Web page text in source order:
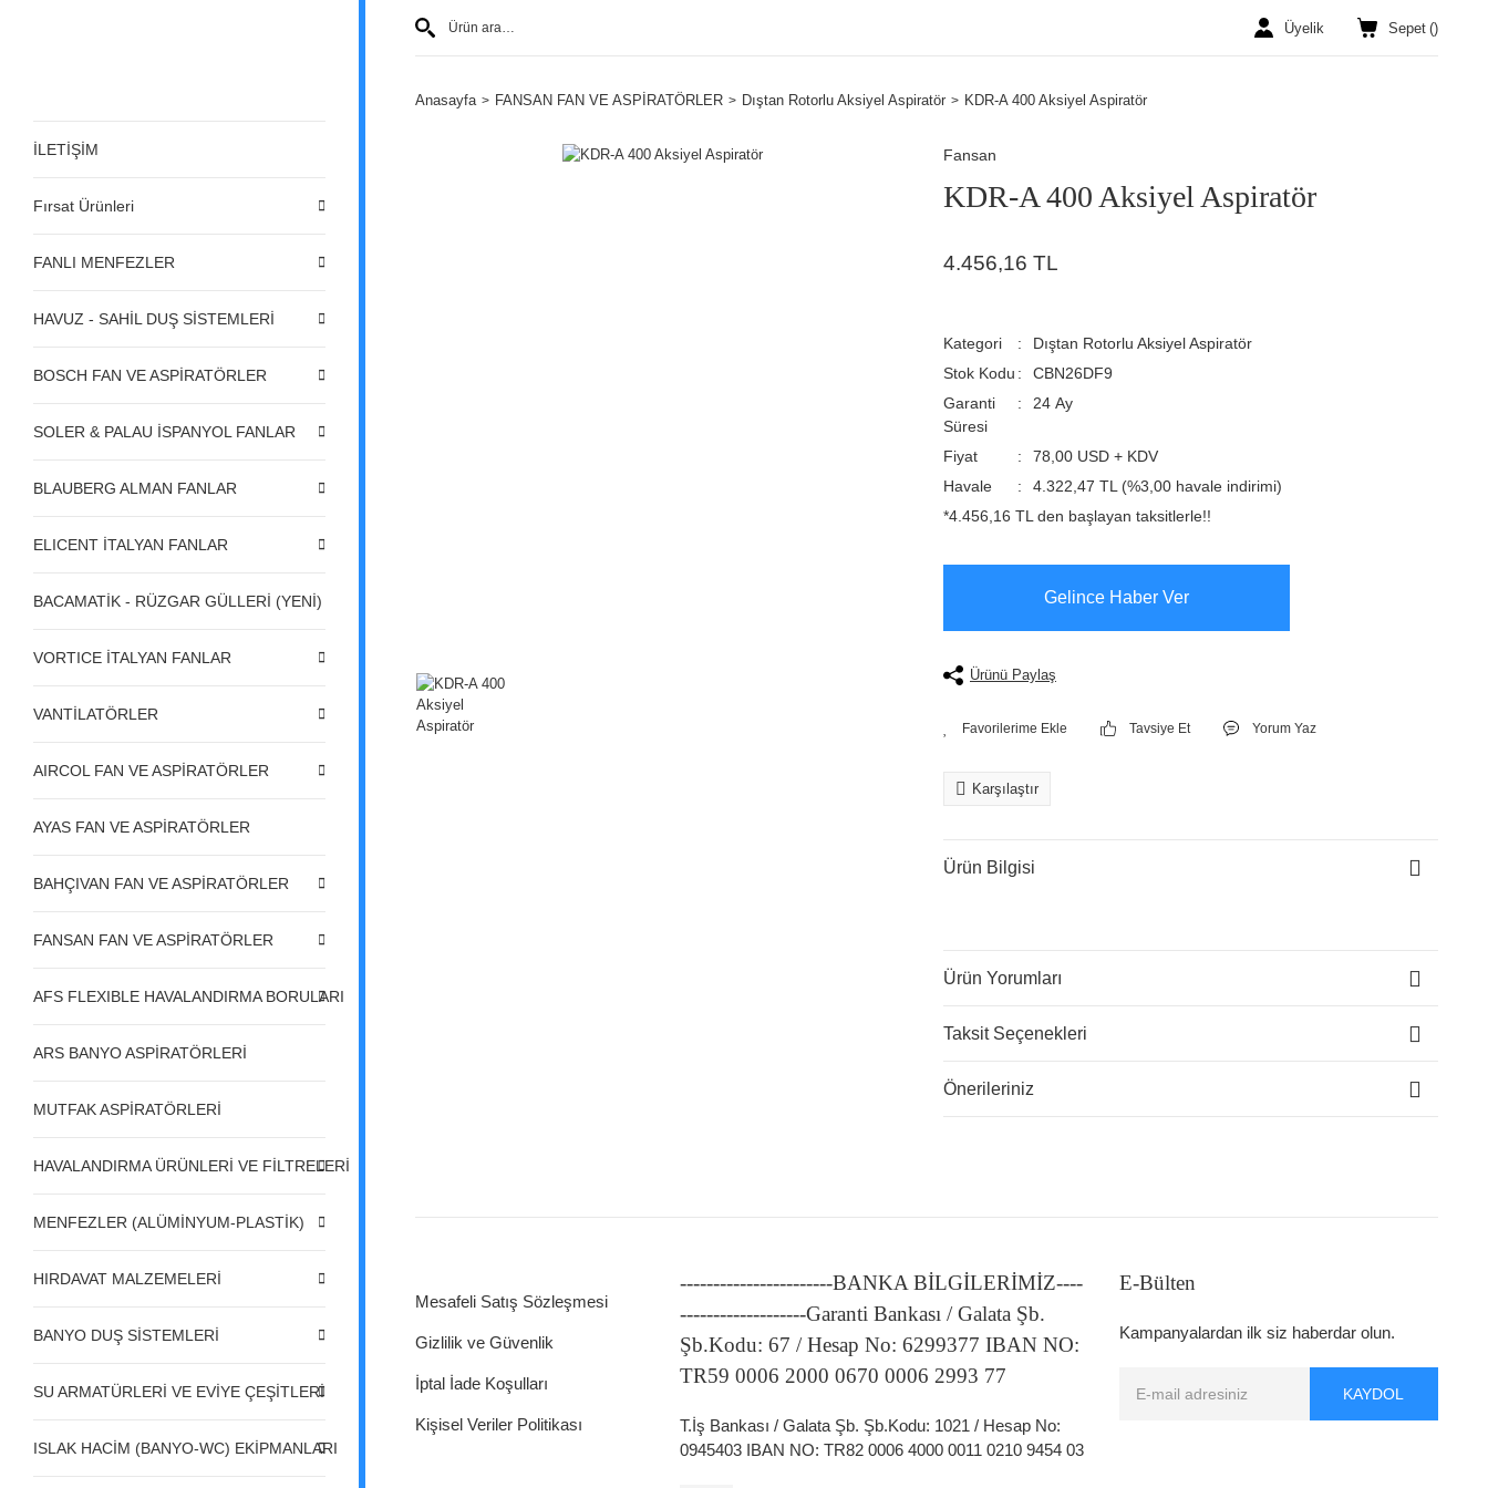
İLETİŞİM
Fırsat Ürünleri
FANLI MENFEZLER
HAVUZ - SAHİL DUŞ SİSTEMLERİ
BOSCH FAN VE ASPİRATÖRLER
SOLER & PALAU İSPANYOL FANLAR
BLAUBERG ALMAN FANLAR
ELICENT İTALYAN FANLAR
BACAMATİK - RÜZGAR GÜLLERİ (YENİ)
VORTICE İTALYAN FANLAR
VANTİLATÖRLER
AIRCOL FAN VE ASPİRATÖRLER
AYAS FAN VE ASPİRATÖRLER
BAHÇIVAN FAN VE ASPİRATÖRLER
FANSAN FAN VE ASPİRATÖRLER
AFS FLEXIBLE HAVALANDIRMA BORULARI
ARS BANYO ASPİRATÖRLERİ
MUTFAK ASPİRATÖRLERİ
HAVALANDIRMA ÜRÜNLERİ VE FİLTRELERİ
MENFEZLER (ALÜMİNYUM-PLASTİK)
HIRDAVAT MALZEMELERİ
BANYO DUŞ SİSTEMLERİ
SU ARMATÜRLERİ VE EVİYE ÇEŞİTLERİ
ISLAK HACİM (BANYO-WC) EKİPMANLARI
Üyelik Sepet ()
Anasayfa FANSAN FAN VE ASPİRATÖRLER Dıştan Rotorlu Aksiyel Aspiratör KDR-A 400 Aksiyel Aspiratör
Fansan
KDR-A 400 Aksiyel Aspiratör
4.456,16 TL
Kategori
Dıştan Rotorlu Aksiyel Aspiratör
Stok Kodu
CBN26DF9
Garanti
Süresi
24 Ay
Fiyat
78,00 USD + KDV
Havale
4.322,47 TL (%3,00 havale indirimi)
*4.456,16 TL den başlayan taksitlerle!!
Gelince Haber Ver
Ürünü Paylaş
Tavsiye Et Yorum Yaz
Karşılaştır
Ürün Bilgisi
Ürün Yorumları
Taksit Seçenekleri
Önerileriniz
Mesafeli Satış Sözleşmesi
Gizlilik ve Güvenlik
İptal İade Koşulları
Kişisel Veriler Politikası
-----------------------BANKA BİLGİLERİMİZ----
-------------------Garanti Bankası / Galata Şb.
Şb.Kodu: 67 / Hesap No: 6299377 IBAN NO:
TR59 0006 2000 0670 0006 2993 77
T.İş Bankası / Galata Şb. Şb.Kodu: 1021 / Hesap No:
0945403 IBAN NO: TR82 0006 4000 0011 0210 9454 03
E-Bülten
Kampanyalardan ilk siz haberdar olun.
KAYDOL